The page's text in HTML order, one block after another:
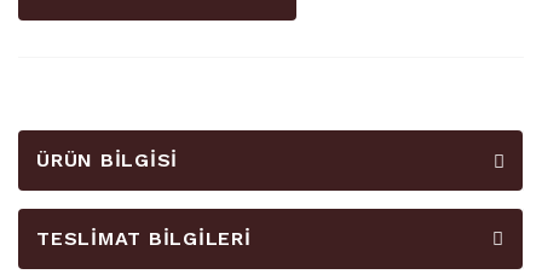
ÜRÜN BILGISI
TESLIMAT BILGILERI